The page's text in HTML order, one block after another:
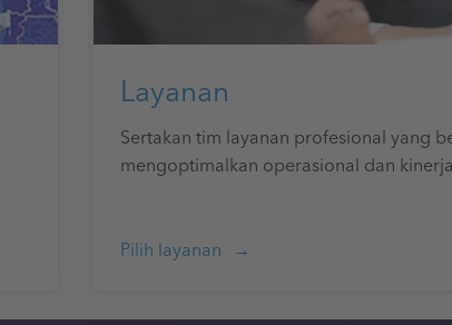
Layanan
Sertakan tim layanan profesional yang
mengoptimalkan operasional dan
Pilih layanan